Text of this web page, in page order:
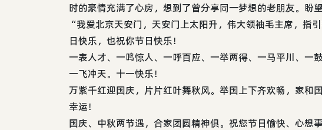
时的豪情充满了心房，想到了曾分享同一梦想的老朋友。盼
“我爱北京天安门，天安门上太阳升，伟大领袖毛主席，指
日快乐，也祝你节日快乐！
一表人才、一鸣惊人、一呼百应、一举两得、一马平川、一
一飞冲天。十一快乐！
万紫千红迎国庆，片片红叶舞秋风。举国上下齐欢畅，家和
幸运！
国庆、中秋两节遇，合家团圆精神俱。祝您节日愉快、心想事